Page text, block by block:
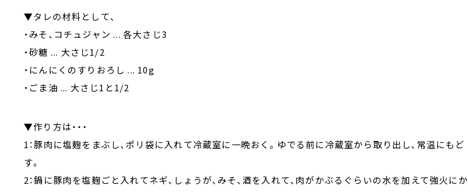
▼タレの材料として、
・みそ、コチュジャン ... 各大さじ3
・砂糖 ... 大さじ1/2
・にんにくのすりおろし ... 10g
・ごま油 ... 大さじ1と1/2
▼作り方は・・・
1：豚肉に塩麹をまぶし、ポリ袋に入れて冷蔵室に一晩おく。ゆでる前に冷蔵室から取り出し、常温にもど
す。
2：鍋に豚肉を塩麹ごと入れてネギ、しょうが、みそ、酒を入れて、肉がかぶるぐらいの水を加えて強火にか